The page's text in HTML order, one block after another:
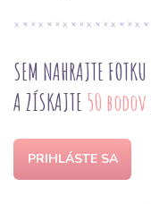
SEM NAHRAJTE FOTKU
A ZÍSKAJTE 50 bodov
PRIHLÁSTE SA